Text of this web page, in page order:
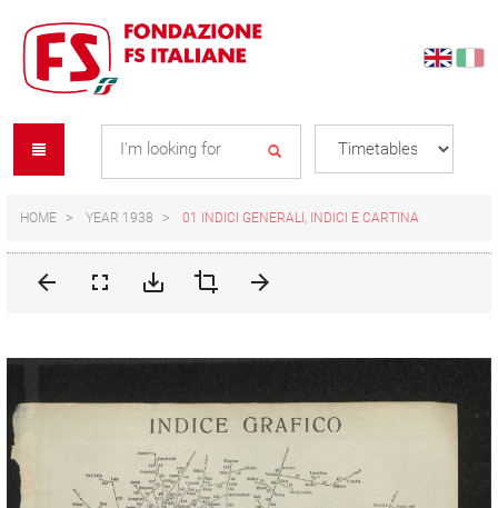
content
navigation
menu
HOME YEAR 1938 01 INDICI GENERALI, INDICI E CARTINA